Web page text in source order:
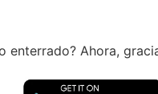
enterrado? Ahora,